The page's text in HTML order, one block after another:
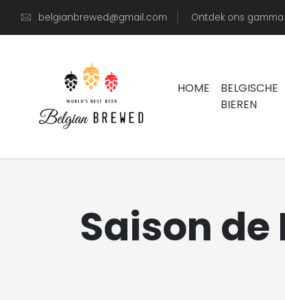
belgianbrewed@gmail.com Ontdek ons
HOME
BELGISCHE
BIEREN
Saison